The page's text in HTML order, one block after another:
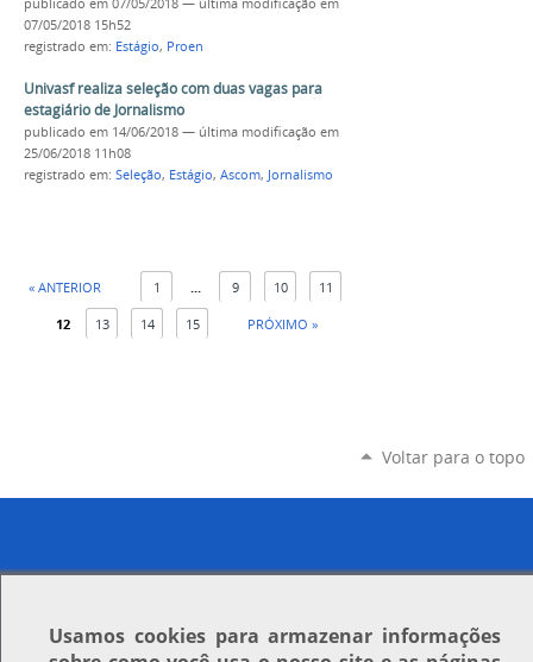
07/05/2018 15h52
registrado em: Estágio, Proen
Univasf realiza seleção com duas vagas para
estagiário de Jornalismo
publicado em 14/06/2018 — última modificação em
25/06/2018 11h08
registrado em: Seleção, Estágio, Ascom, Jornalismo
« ANTERIOR 1 ... 9 10 11
12 13 14 15 PRÓXIMO »
Voltar para o topo
Usamos cookiespara armazenar informações